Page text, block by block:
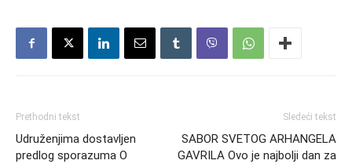
Prethodni tekst
Udruženjima dostavljen
predlog sporazuma O
Sledeći tekst
SABOR SVETOG ARHANGELA
GAVRILA Ovo je najbolji dan za